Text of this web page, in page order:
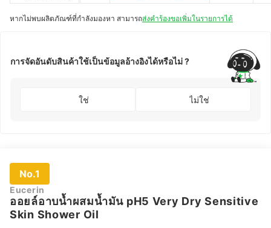
หากไม่พบผลิตภัณฑ์ที่กำลังมองหา สามารถส่งคำร้องขอเพิ่มในรายการได้
การจัดอันดับสินค้าใช้เป็นข้อมูลอ้างอิงได้หรือไม่ ?
ใช่ ไม่ใช่
No.1
Eucerin
ออยล์อาบน้ำผสมน้ำมัน pH5 Very Dry Sensitive
Skin Shower Oil